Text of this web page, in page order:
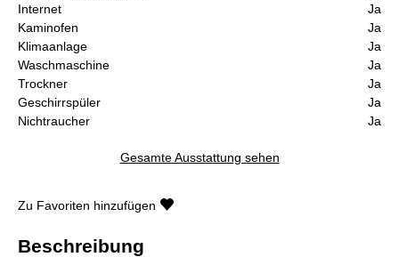
Internet
Ja
Kaminofen
Ja
Klimaanlage
Ja
Waschmaschine
Ja
Trockner
Ja
Geschirrspüler
Ja
Nichtraucher
Ja
Gesamte Ausstattung sehen
Zu Favoriten hinzufügen
Beschreibung